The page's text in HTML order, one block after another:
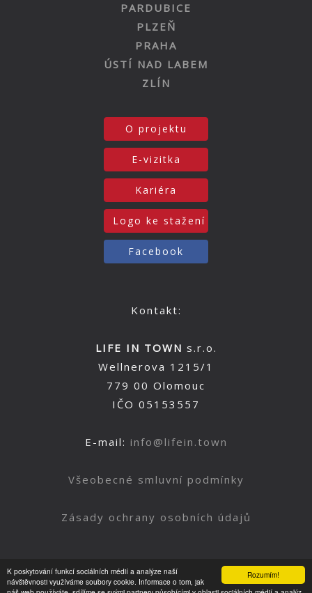
Rozumím!
K poskytování funkcí sociálních médií a analýze naší
návštěvnosti využíváme soubory cookie. Informace o tom, jak
PARDUBICE
PLZEŇ
PRAHA
ÚSTÍ NAD LABEM
ZLÍN
O projektu
E-vizitka
Kariéra
Logo ke stažení
Facebook
Kontakt:
LIFE IN TOWN s.r.o.
Wellnerova 1215/1
779 00 Olomouc
IČO 05153557
E-mail: info@lifein.town
Všeobecné smluvní podmínky
Zásady ochrany osobních údajů
Nahoru